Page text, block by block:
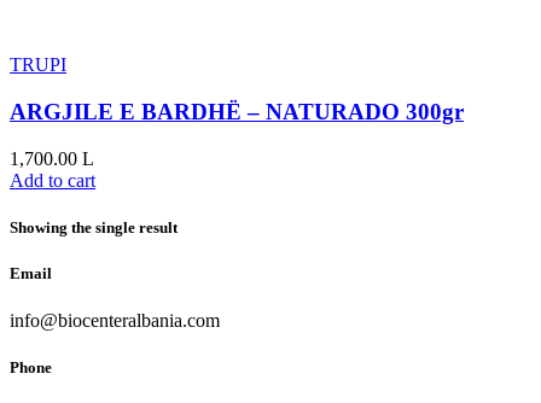
TRUPI
ARGJILE E BARDHË – NATURADO 300gr
1,700.00 L
Add to cart
Showing the single result
Email
info@biocenteralbania.com
Phone